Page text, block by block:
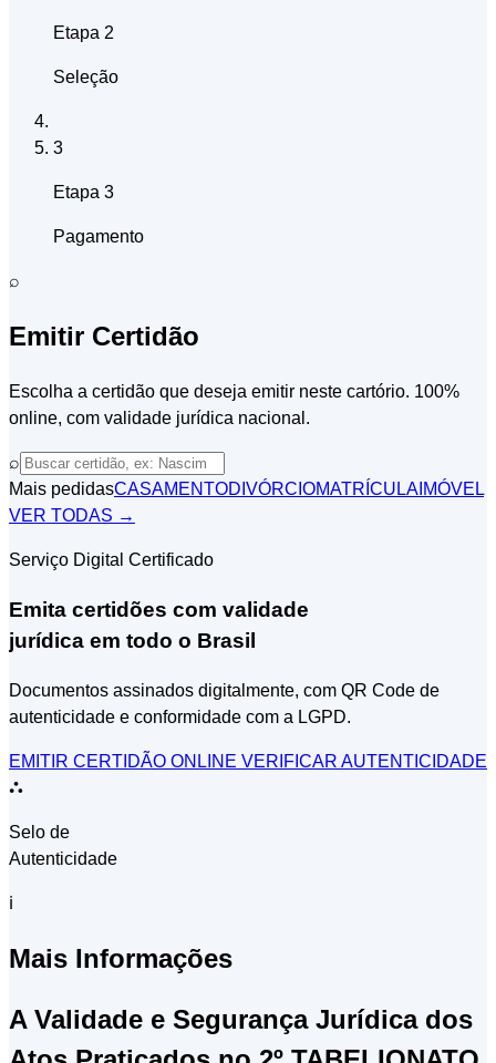
Etapa 2
Seleção
3
Etapa 3
Pagamento
⌕
Emitir Certidão
Escolha a certidão que deseja emitir neste cartório. 100%
online, com validade jurídica nacional.
⌕
Mais pedidasCASAMENTODIVÓRCIOMATRÍCULA IMÓVEL
VER TODAS →
Serviço Digital Certificado
Emita certidões com validade
jurídica em todo o Brasil
Documentos assinados digitalmente, com QR Code de
autenticidade e conformidade com a LGPD.
EMITIR CERTIDÃO ONLINE VERIFICAR AUTENTICIDADE
⛬
Selo de
Autenticidade
ℹ
Mais Informações
A Validade e Segurança Jurídica dos